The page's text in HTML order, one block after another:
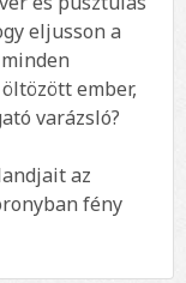
eljusson a
ember,
varázsló?
az
fény